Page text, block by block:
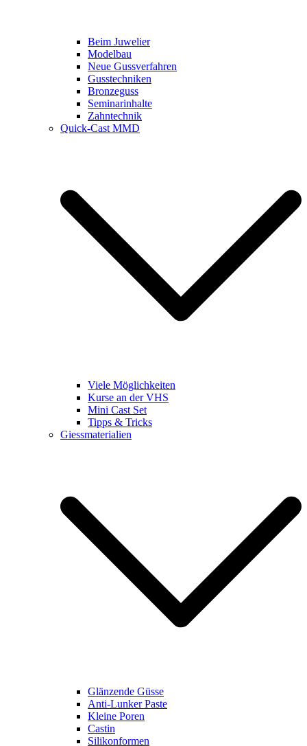
Beim Juwelier
Modelbau
Neue Gussverfahren
Gusstechniken
Bronzeguss
Seminarinhalte
Zahntechnik
Quick-Cast MMD
Viele Möglichkeiten
Kurse an der VHS
Mini Cast Set
Tipps & Tricks
Giessmaterialien
Glänzende Güsse
Anti-Lunker Paste
Kleine Poren
Castin
Silikonformen